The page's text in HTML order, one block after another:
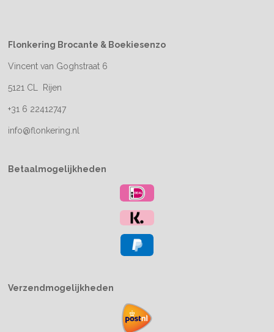
Flonkering Brocante & Boekiesenzo
Vincent van Goghstraat 6
5121 CL Rijen
+31 6 22412747
info@flonkering.nl
Betaalmogelijkheden
Verzendmogelijkheden